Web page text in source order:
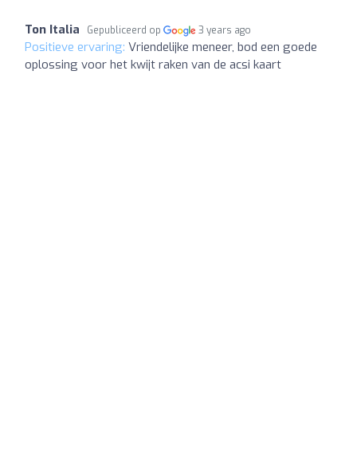
Ton Italia Gepubliceerd op 3 years ago
Positieve ervaring: Vriendelijke meneer, bod een goede
oplossing voor het kwijt raken van de acsi kaart